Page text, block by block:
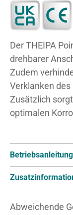
Der THEIPA
drehbarer
Zudem
Verklanken des
Zusätzlich
optimalen
Betriebsanleitung
Abweichende